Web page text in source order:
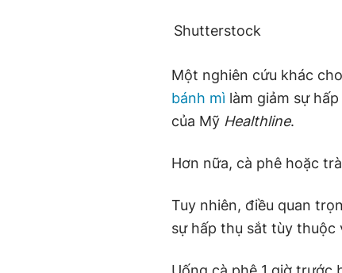
Shutterstock
Một nghiên cứu khác
bánh mì làm giảm sự
của Mỹ Healthline.
Hơn nữa, cà phê hoặc
Tuy nhiên, điều quan
sự hấp thụ sắt tùy thuộc